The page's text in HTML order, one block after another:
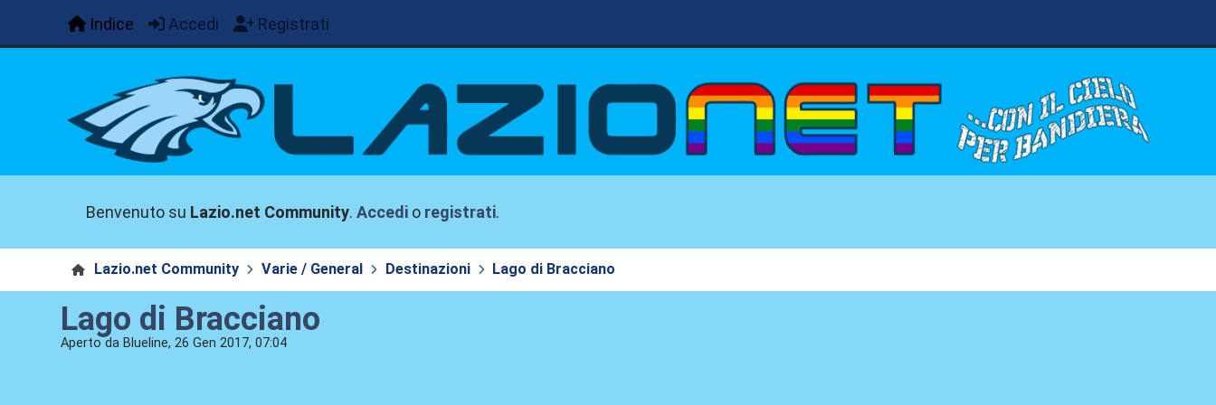
Indice Accedi Registrati
Benvenuto su Lazio.net Community.Accedi o registrati.
Lazio.net Community Varie / General Destinazioni Lago di Bracciano
Lago di Bracciano
Aperto da Blueline, 26 Gen 2017, 07:04